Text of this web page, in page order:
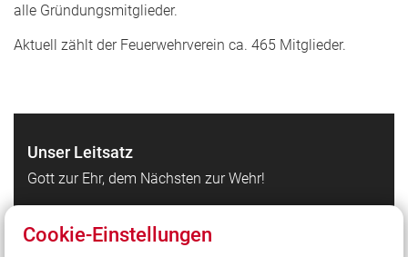
alle Gründungsmitglieder.
Aktuell zählt der Feuerwehrverein ca. 465 Mitglieder.
Unser Leitsatz
Gott zur Ehr, dem Nächsten zur Wehr!
Quicklinks
Cookie-Einstellungen